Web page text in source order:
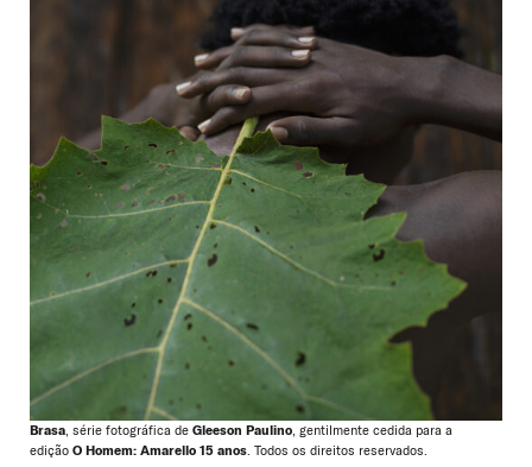
Brasa, série fotográfica deGleeson Paulino, gentilmente cedida para a
ediçãoO Homem: Amarello 15 anos. Todos os direitos reservados.